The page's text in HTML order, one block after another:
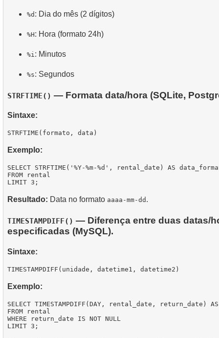
%d : Dia do mês (2 dígitos)
%H: Hora (formato 24h)
%i : Minutos
%s: Segundos
STRFTIME() — Formata data/hora (SQLite,
Sintaxe:
Exemplo:
SELECT STRFTIME('%Y-%m-%d', rental_date) AS
FROM rental
Resultado: Data no formato aaaa-mm-dd .
TIMESTAMPDIFF() — Diferença entre duas datas/
especificadas (MySQL).
Sintaxe:
Exemplo:
SELECT TIMESTAMPDIFF(DAY, rental_date, return_date)
FROM rental
WHERE return_date IS NOT NULL